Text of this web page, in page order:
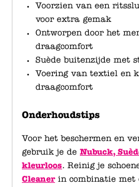
Voorzien van een
voor extra gemak
Ontworpen door het
draagcomfort
Suède buitenzijde met
Voering van textiel en
draagcomfort
Onderhoudstips
Voor het beschermen en
gebruik je de Nubuck,
kleurloos. Reinig je
Cleanerin combinatie met